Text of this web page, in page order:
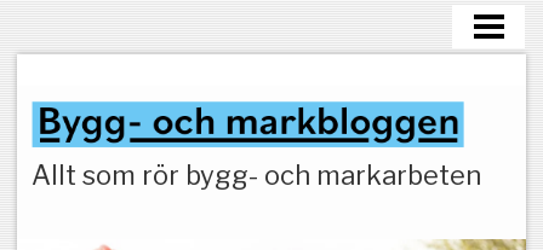
Allt som rör bygg- och markarbeten